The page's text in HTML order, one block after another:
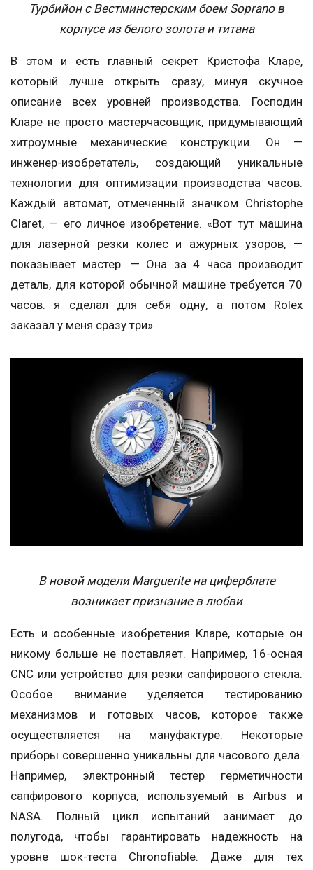
Турбийон с Вестминстерским боем Soprano в
корпусе из белого золота и титана
В этом и есть главный секрет Кристофа Кларе,
который лучше открыть сразу, минуя скучное
описание всех уровней производства. Господин
Кларе не просто мастерчасовщик, придумывающий
хитроумные механические конструкции. Он —
инженер-изобретатель, создающий уникальные
технологии для оптимизации производства часов.
Каждый автомат, отмеченный значком Christophe
Claret, — его личное изобретение. «Вот тут машина
для лазерной резки колес и ажурных узоров, —
показывает мастер. — Она за 4 часа производит
деталь, для которой обычной машине требуется 70
часов. я сделал для себя одну, а потом Rolex
заказал у меня сразу три».
В новой модели Marguerite на циферблате
возникает признание в любви
Есть и особенные изобретения Кларе, которые он
никому больше не поставляет. Например, 16-осная
CNC или устройство для резки сапфирового стекла.
Особое внимание уделяется тестированию
механизмов и готовых часов, которое также
осуществляется на мануфактуре. Некоторые
приборы совершенно уникальны для часового дела.
Например, электронный тестер герметичности
сапфирового корпуса, используемый в Airbus и
NASA. Полный цикл испытаний занимает до
полугода, чтобы гарантировать надежность на
уровне шок-теста Chronofiable. Даже для тех